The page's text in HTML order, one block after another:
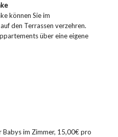
können Sie im
den Terrassen verzehren.
über eine eigene
Babys im Zimmer, 15,00€ pro